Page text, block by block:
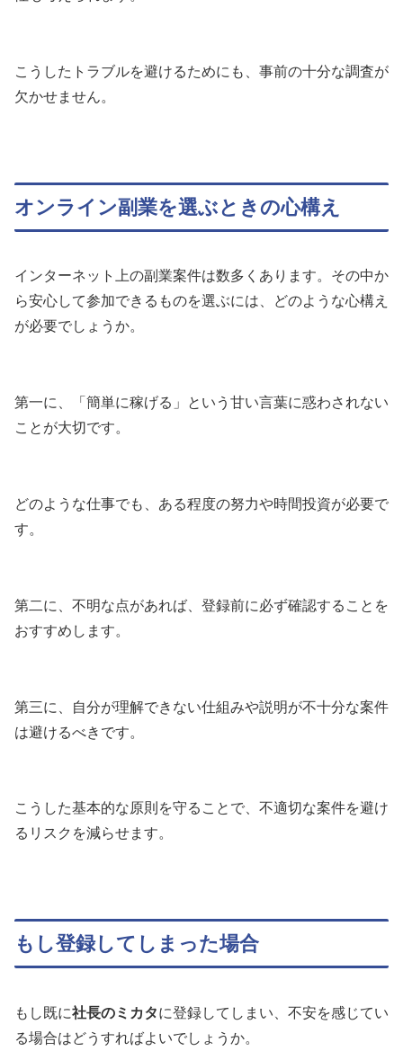
こうしたトラブルを避けるためにも、事前の十分な調査が
欠かせません。
オンライン副業を選ぶときの心構え
インターネット上の副業案件は数多くあります。その中か
ら安心して参加できるものを選ぶには、どのような心構え
が必要でしょうか。
第一に、「簡単に稼げる」という甘い言葉に惑わされない
ことが大切です。
どのような仕事でも、ある程度の努力や時間投資が必要で
す。
第二に、不明な点があれば、登録前に必ず確認することを
おすすめします。
第三に、自分が理解できない仕組みや説明が不十分な案件
は避けるべきです。
こうした基本的な原則を守ることで、不適切な案件を避け
るリスクを減らせます。
もし登録してしまった場合
もし既に社長のミカタに登録してしまい、不安を感じてい
る場合はどうすればよいでしょうか。